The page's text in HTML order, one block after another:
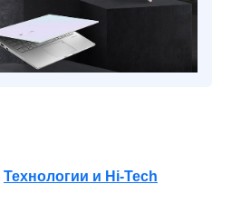
Технологии и Hi-Tech